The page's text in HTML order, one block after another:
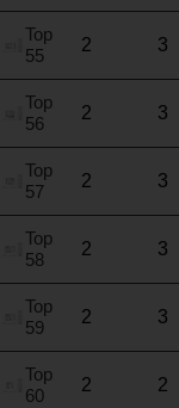
Top
55
2 3
Top
56
2 3
Top
57
2 3
Top
58
2 3
Top
59
2 3
Top
60
2 2